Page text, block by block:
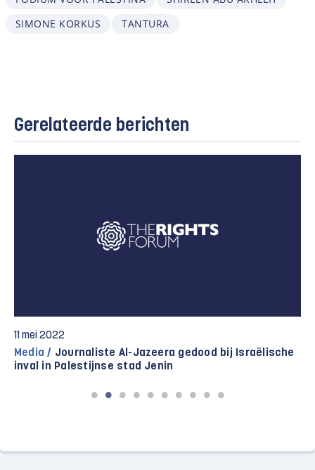
SIMONE KORKUS
TANTURA
Gerelateerde berichten
11 mei 2022
Media / Journaliste Al-Jazeera gedood bij Israëlische
inval in Palestijnse stad Jenin